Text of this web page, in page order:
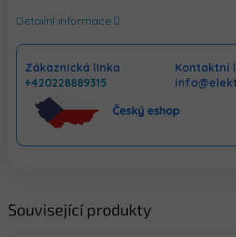
Detailní informace
Zákaznická linka
+420228889315
Kontaktní
Související produkty